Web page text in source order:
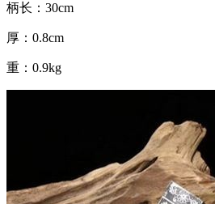
柄长：30cm
厚：0.8cm
重：0.9kg